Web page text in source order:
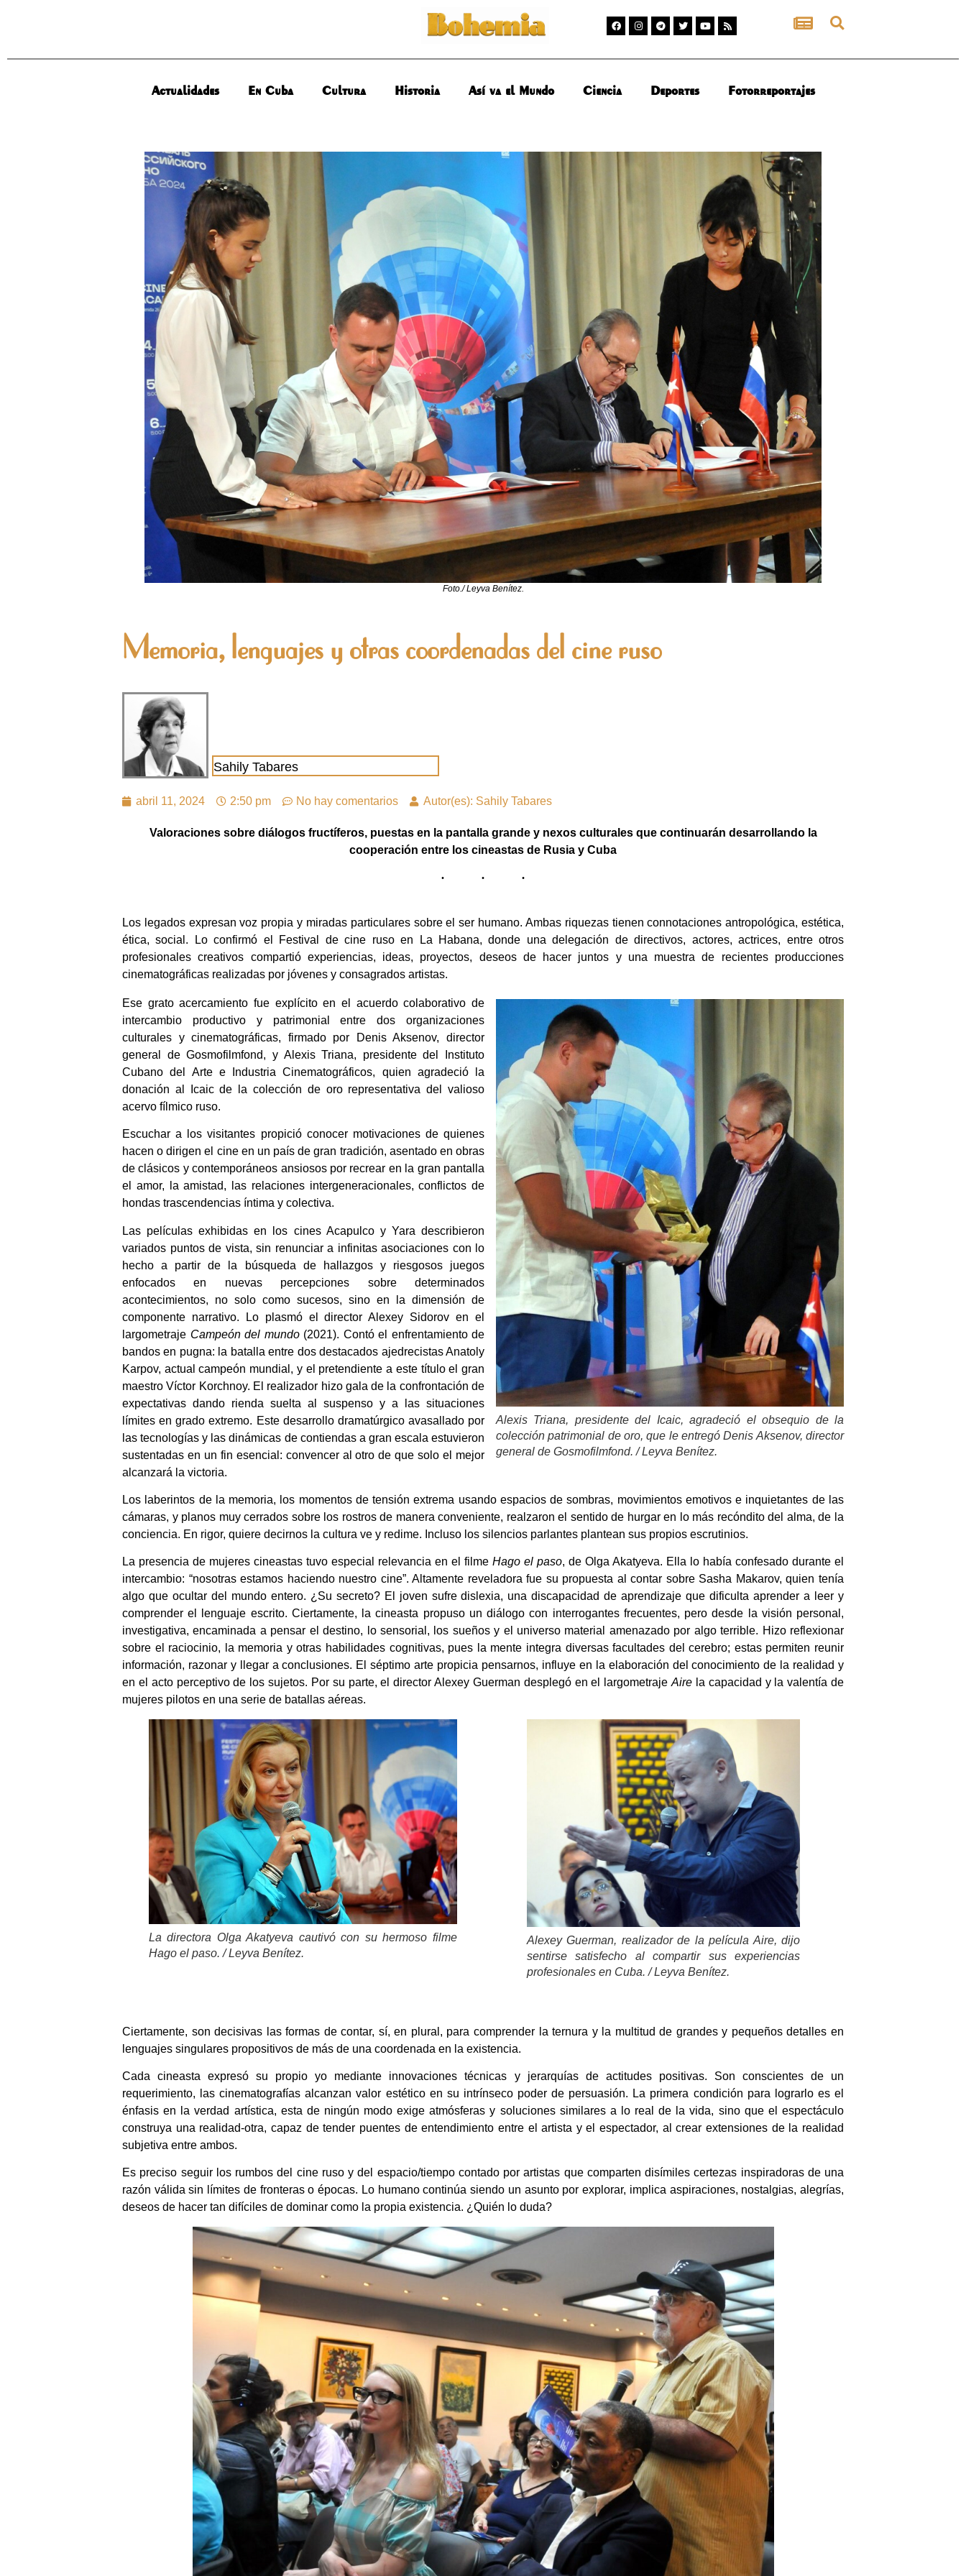
Actualidades En Cuba Cultura Historia Así va el Mundo Ciencia Deportes Fotorreportajes
Foto./ Leyva Benítez.
Memoria, lenguajes y otras coordenadas del cine ruso
Sahily Tabares
abril 11, 2024 2:50 pm No hay comentarios Autor(es): Sahily Tabares
Valoraciones sobre diálogos fructíferos, puestas en la pantalla grande y nexos culturales que continuarán desarrollando la
cooperación entre los cineastas de Rusia y Cuba
Los legados expresan voz propia y miradas particulares sobre el ser humano. Ambas riquezas tienen connotaciones antropológica, estética,
ética, social. Lo confirmó el Festival de cine ruso en La Habana, donde una delegación de directivos, actores, actrices, entre otros
profesionales creativos compartió experiencias, ideas, proyectos, deseos de hacer juntos y una muestra de recientes producciones
cinematográficas realizadas por jóvenes y consagrados artistas.
Alexis Triana, presidente del Icaic, agradeció el obsequio de la
colección patrimonial de oro, que le entregó Denis Aksenov, director
general de Gosmofilmfond. / Leyva Benítez.
Ese grato acercamiento fue explícito en el acuerdo colaborativo de
intercambio productivo y patrimonial entre dos organizaciones
culturales y cinematográficas, firmado por Denis Aksenov, director
general de Gosmofilmfond, y Alexis Triana, presidente del Instituto
Cubano del Arte e Industria Cinematográficos, quien agradeció la
donación al Icaic de la colección de oro representativa del valioso
acervo fílmico ruso.
Escuchar a los visitantes propició conocer motivaciones de quienes
hacen o dirigen el cine en un país de gran tradición, asentado en obras
de clásicos y contemporáneos ansiosos por recrear en la gran pantalla
el amor, la amistad, las relaciones intergeneracionales, conflictos de
hondas trascendencias íntima y colectiva.
Las películas exhibidas en los cines Acapulco y Yara describieron
variados puntos de vista, sin renunciar a infinitas asociaciones con lo
hecho a partir de la búsqueda de hallazgos y riesgosos juegos
enfocados en nuevas percepciones sobre determinados
acontecimientos, no solo como sucesos, sino en la dimensión de
componente narrativo. Lo plasmó el director Alexey Sidorov en el
largometraje Campeón del mundo(2021). Contó el enfrentamiento de
bandos en pugna: la batalla entre dos destacados ajedrecistas Anatoly
Karpov, actual campeón mundial, y el pretendiente a este título el gran
maestro Víctor Korchnoy. El realizador hizo gala de la confrontación de
expectativas dando rienda suelta al suspenso y a las situaciones
límites en grado extremo. Este desarrollo dramatúrgico avasallado por
las tecnologías y las dinámicas de contiendas a gran escala estuvieron
sustentadas en un fin esencial: convencer al otro de que solo el mejor
alcanzará la victoria.
Los laberintos de la memoria, los momentos de tensión extrema usando espacios de sombras, movimientos emotivos e inquietantes de las
cámaras, y planos muy cerrados sobre los rostros de manera conveniente, realzaron el sentido de hurgar en lo más recóndito del alma, de la
conciencia. En rigor, quiere decirnos la cultura ve y redime. Incluso los silencios parlantes plantean sus propios escrutinios.
La presencia de mujeres cineastas tuvo especial relevancia en el filme Hago el paso, de Olga Akatyeva. Ella lo había confesado durante el
intercambio: “nosotras estamos haciendo nuestro cine”. Altamente reveladora fue su propuesta al contar sobre Sasha Makarov, quien tenía
algo que ocultar del mundo entero. ¿Su secreto? El joven sufre dislexia, una discapacidad de aprendizaje que dificulta aprender a leer y
comprender el lenguaje escrito. Ciertamente, la cineasta propuso un diálogo con interrogantes frecuentes, pero desde la visión personal,
investigativa, encaminada a pensar el destino, lo sensorial, los sueños y el universo material amenazado por algo terrible. Hizo reflexionar
sobre el raciocinio, la memoria y otras habilidades cognitivas, pues la mente integra diversas facultades del cerebro; estas permiten reunir
información, razonar y llegar a conclusiones. El séptimo arte propicia pensarnos, influye en la elaboración del conocimiento de la realidad y
en el acto perceptivo de los sujetos. Por su parte, el director Alexey Guerman desplegó en el largometraje Aire la capacidad y la valentía de
mujeres pilotos en una serie de batallas aéreas.
La directora Olga Akatyeva cautivó con su hermoso filme
Hago el paso. / Leyva Benítez.
Alexey Guerman, realizador de la película Aire, dijo
sentirse satisfecho al compartir sus experiencias
profesionales en Cuba. / Leyva Benítez.
Ciertamente, son decisivas las formas de contar, sí, en plural, para comprender la ternura y la multitud de grandes y pequeños detalles en
lenguajes singulares propositivos de más de una coordenada en la existencia.
Cada cineasta expresó su propio yo mediante innovaciones técnicas y jerarquías de actitudes positivas. Son conscientes de un
requerimiento, las cinematografías alcanzan valor estético en su intrínseco poder de persuasión. La primera condición para lograrlo es el
énfasis en la verdad artística, esta de ningún modo exige atmósferas y soluciones similares a lo real de la vida, sino que el espectáculo
construya una realidad-otra, capaz de tender puentes de entendimiento entre el artista y el espectador, al crear extensiones de la realidad
subjetiva entre ambos.
Es preciso seguir los rumbos del cine ruso y del espacio/tiempo contado por artistas que comparten disímiles certezas inspiradoras de una
razón válida sin límites de fronteras o épocas. Lo humano continúa siendo un asunto por explorar, implica aspiraciones, nostalgias, alegrías,
deseos de hacer tan difíciles de dominar como la propia existencia. ¿Quién lo duda?